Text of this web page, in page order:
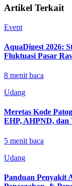
Artikel Terkait
Event
AquaDigest 2026:
Fluktuasi Pasar
8 menit baca
Udang
Meretas Kode
EHP, AHPND,
5 menit baca
Udang
Panduan Penyakit